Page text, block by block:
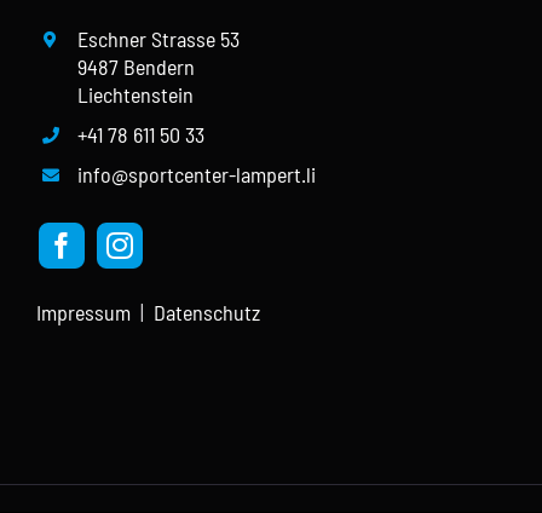
Eschner Strasse 53
9487 Bendern
Liechtenstein
+41 78 611 50 33
info@sportcenter-lampert.li
Impressum | Datenschutz